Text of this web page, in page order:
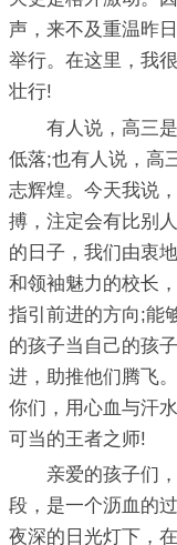
声，来不及重温昨
举行。在这里，我
壮行!
有人说，高三
低落;也有人说，高
志辉煌。今天我说
搏，注定会有比别
的日子，我们由衷
和领袖魅力的校长
指引前进的方向;能
的孩子当自己的孩
进，助推他们腾飞
你们，用心血与汗
可当的王者之师!
亲爱的孩子们
段，是一个沥血的
夜深的日光灯下，